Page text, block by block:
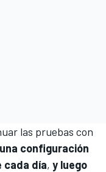
las pruebas con
configuración
cada día, y luego